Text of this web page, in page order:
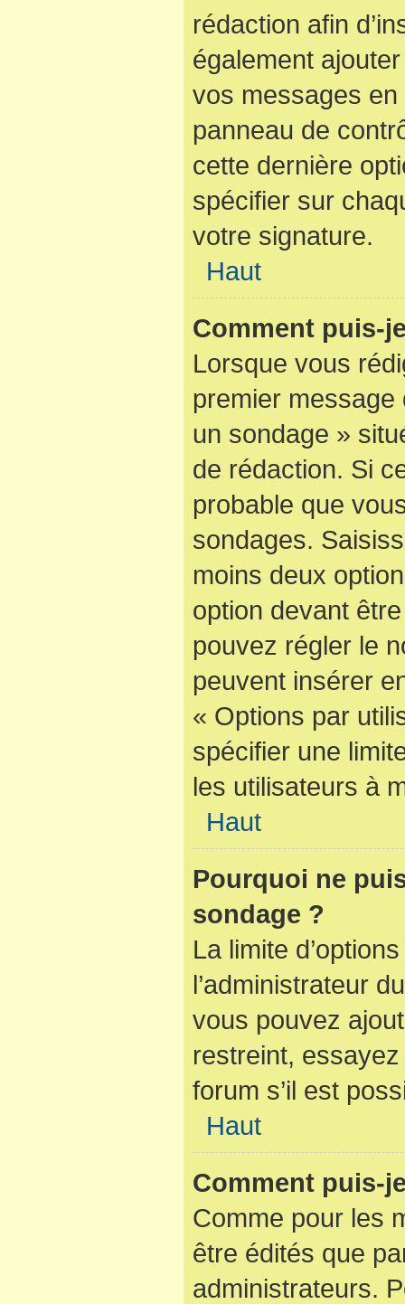
rédaction afin
également
vos messages
panneau de
cette dernière
spécifier sur
votre signature.
Haut
Comment puis-
Lorsque vous
premier message
un sondage »
de rédaction. Si
probable que
sondages.
moins deux
option devant
pouvez régler le
peuvent insérer
« Options par
spécifier une
les utilisateurs à
Haut
Pourquoi ne
sondage ?
La limite
l’administrateur
vous pouvez
restreint,
forum s’il est
Haut
Comment puis-
Comme pour les
être édités que
administrateurs.